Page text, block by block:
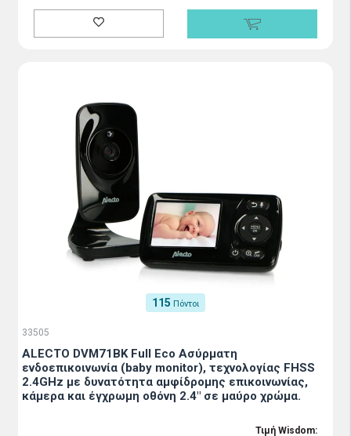
115 Πόντοι
33505
ALECTO DVM71BK Full Eco Ασύρματη
ενδοεπικοινωνία (baby monitor), τεχνολογίας FHSS
2.4GHz με δυνατότητα αμφίδρομης επικοινωνίας,
κάμερα και έγχρωμη οθόνη 2.4" σε μαύρο χρώμα.
Τιμή Wisdom: